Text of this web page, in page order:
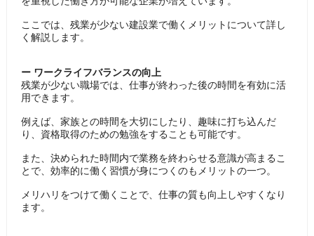
ここでは、残業が少ない建設業で働くメリットについて詳し
く解説します。
ー ワークライフバランスの向上
残業が少ない職場では、仕事が終わった後の時間を有効に活
用できます。
例えば、家族との時間を大切にしたり、趣味に打ち込んだ
り、資格取得のための勉強をすることも可能です。
また、決められた時間内で業務を終わらせる意識が高まるこ
とで、効率的に働く習慣が身につくのもメリットの一つ。
メリハリをつけて働くことで、仕事の質も向上しやすくなり
ます。